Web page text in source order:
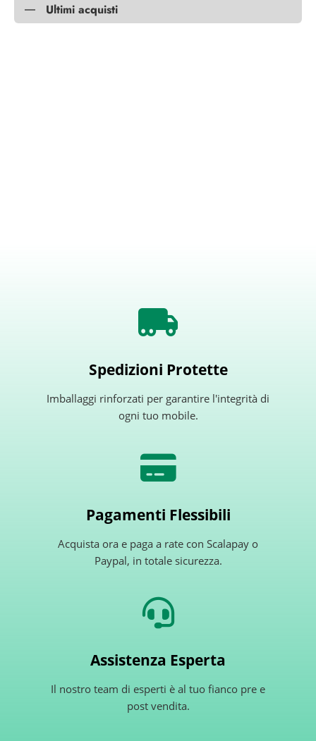
Ultimi acquisti
Spedizioni Protette
Imballaggi rinforzati per garantire l'integrità di
ogni tuo mobile.
Pagamenti Flessibili
Acquista ora e paga a rate con Scalapay o
Paypal, in totale sicurezza.
Assistenza Esperta
Il nostro team di esperti è al tuo fianco pre e
post vendita.